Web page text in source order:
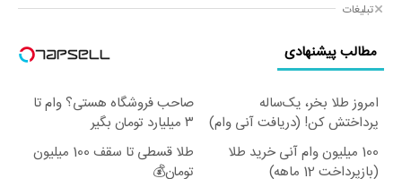
تبلیغات
مطالب پیشنهادی
امروز طلا بخر، یک‌ساله
پرداختش کن! (دریافت آنی وام)
صاحب فروشگاه هستی؟ وام تا
۳ میلیارد تومان بگیر
100 میلیون وام آنی خرید طلا
(بازپرداخت 12 ماهه)
طلا قسطی تا سقف 100 میلیون
تومان💰